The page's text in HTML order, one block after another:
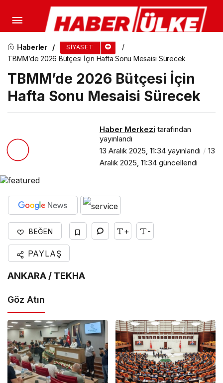
Haberler SIYASET
TBMM’de 2026 Bütçesi İçin Hafta Sonu Mesaisi Sürecek
TBMM’de 2026 Bütçesi İçin
Hafta Sonu Mesaisi Sürecek
Haber Merkezi tarafından
yayınlandı
13 Aralık 2025, 11:34 yayınlandı
13
Aralık 2025, 11:34 güncellendi
BEĞEN + -
PAYLAŞ
ANKARA / TEKHA
Göz Atın
AK Parti Balıkesir Milletvekili Dr. Mustafa
Canbey’den Dolandırıcılık Uyarısı